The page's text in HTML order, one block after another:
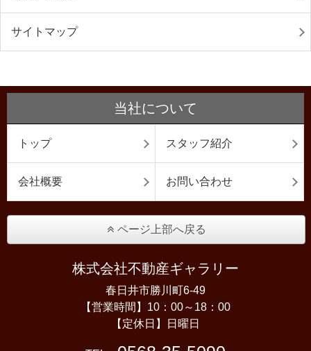
サイトマップ
当社について
トップ スタッフ紹介
会社概要 お問い合わせ
ページ上部へ戻る
株式会社不動産ギャラリー
春日井市勝川町6-49
【営業時間】10：00～18：00
【定休日】日曜日